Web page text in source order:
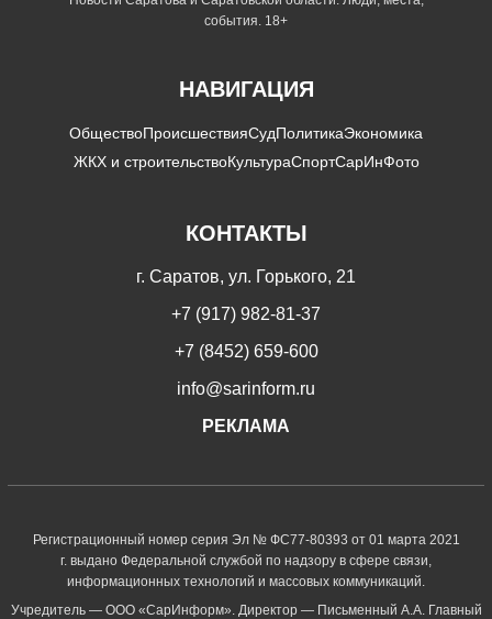
события. 18+
НАВИГАЦИЯ
ОбществоПроисшествияСудПолитикаЭкономика
ЖКХ и строительствоКультураСпортСарИнФото
КОНТАКТЫ
г. Саратов, ул. Горького, 21
+7 (917) 982-81-37
+7 (8452) 659-600
info@sarinform.ru
РЕКЛАМА
Регистрационный номер серия Эл № ФС77-80393 от 01 марта 2021
г. выдано Федеральной службой по надзору в сфере связи,
информационных технологий и массовых коммуникаций.
Учредитель — ООО «СарИнформ». Директор — Письменный А.А. Главный